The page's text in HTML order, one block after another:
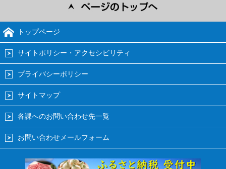
トップページ
サイトポリシー・アクセシビリティ
プライバシーポリシー
サイトマップ
各課へのお問い合わせ先一覧
お問い合わせメールフォーム